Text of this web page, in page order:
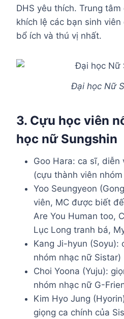
DHS yêu thích. Trung
khích lệ các bạn sinh
bổ ích và thú vị nhất.
Đại học Nữ
3. Cựu học viên
học nữ Sungshin
Goo Hara: ca sĩ, diễn
(cựu thành viên
Yoo Seungyeon
viên, MC được biết
Are You Human too,
Lục Long tranh bá,
Kang Ji-hyun (Soyu):
nhóm nhạc nữ Sistar)
Choi Yoona (Yuju):
nhóm nhạc nữ G-
Kim Hyo Jung
giọng ca chính của